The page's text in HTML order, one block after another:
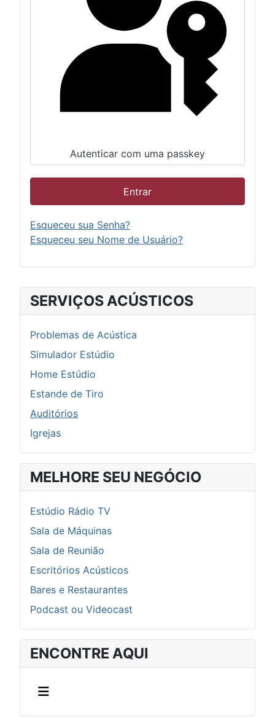
SERVIÇOS ACÚSTICOS
Problemas de Acústica
Simulador Estúdio
Home Estúdio
Estande de Tiro
Auditórios
Igrejas
MELHORE SEU NEGÓCIO
Estúdio Rádio TV
Sala de Máquinas
Sala de Reunião
Escritórios Acústicos
Bares e Restaurantes
Podcast ou Videocast
ENCONTRE AQUI
Autenticar com uma passkey
Entrar
Esqueceu sua Senha?
Esqueceu seu Nome de Usuário?